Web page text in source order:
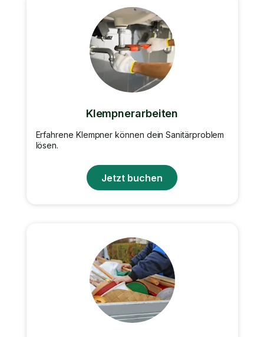
Klempnerarbeiten
Erfahrene Klempner können dein Sanitärproblem
lösen.
Jetzt buchen